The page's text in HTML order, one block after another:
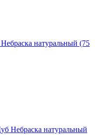
натуральный (75
Небраска натуральный